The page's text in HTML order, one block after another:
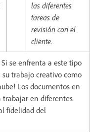
las diferentes
tareas de
revisión con el
cliente.
se enfrenta a este tipo
su trabajo creativo como
Los documentos en
en diferentes
fidelidad del